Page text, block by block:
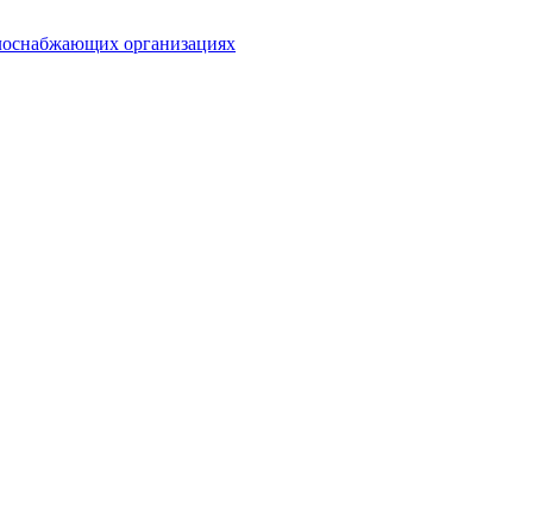
организациях